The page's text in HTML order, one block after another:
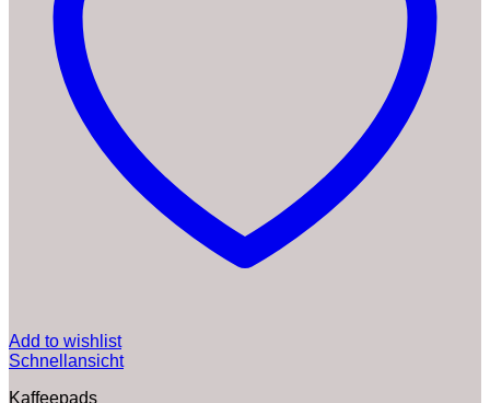
Add to wishlist
Schnellansicht
Kaffeepads